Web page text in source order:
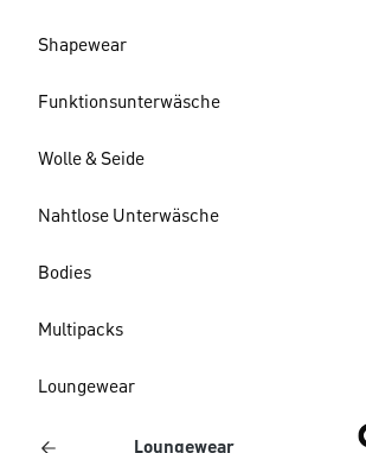
Shapewear
Funktionsunterwäsche
Wolle & Seide
Nahtlose Unterwäsche
Bodies
Multipacks
Loungewear
Loungewear